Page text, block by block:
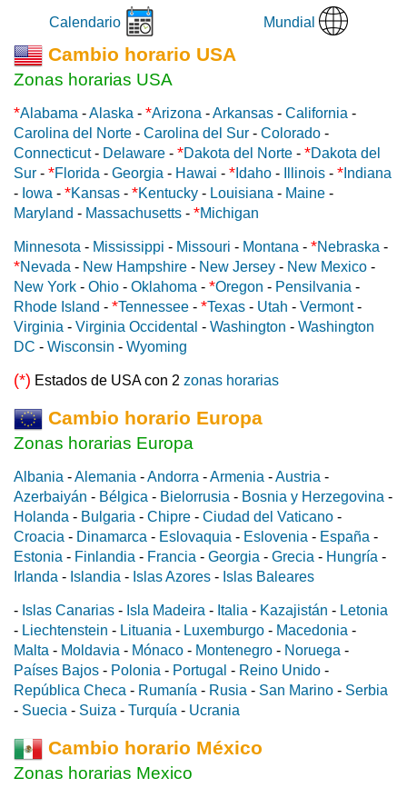
Calendario Mundial
Cambio horario USA
Zonas horarias USA
*Alabama -Alaska - *Arizona -Arkansas - California -
Carolina del Norte - Carolina del Sur - Colorado -
Connecticut- Delaware - *Dakota del Norte - *Dakota del
Sur - *Florida - Georgia - Hawai - * Idaho - Illinois - * Indiana
- Iowa - *Kansas - *Kentucky - Louisiana - Maine -
Maryland - Massachusetts - *Michigan
Minnesota - Mississippi - Missouri - Montana - *Nebraska -
*Nevada - New Hampshire - New Jersey - New Mexico -
New York - Ohio - Oklahoma - *Oregon - Pensilvania -
Rhode Island - *Tennessee - *Texas - Utah - Vermont-
Virginia - Virginia Occidental - Washington - Washington
DC - Wisconsin - Wyoming
(*) Estados de USA con 2 zonas horarias
Cambio horario Europa
Zonas horarias Europa
Albania -Alemania -Andorra -Armenia -Austria -
Azerbaiyán - Bélgica - Bielorrusia - Bosnia y Herzegovina -
Holanda - Bulgaria - Chipre - Ciudad del Vaticano -
Croacia - Dinamarca - Eslovaquia - Eslovenia - España -
Estonia - Finlandia - Francia - Georgia - Grecia - Hungría -
Irlanda - Islandia - Islas Azores - Islas Baleares
- Islas Canarias - Isla Madeira - Italia - Kazajistán - Letonia
- Liechtenstein - Lituania - Luxemburgo - Macedonia -
Malta - Moldavia - Mónaco - Montenegro - Noruega -
Países Bajos - Polonia - Portugal - Reino Unido -
República Checa - Rumanía - Rusia - San Marino - Serbia
- Suecia - Suiza - Turquía - Ucrania
Cambio horario México
Zonas horarias Mexico